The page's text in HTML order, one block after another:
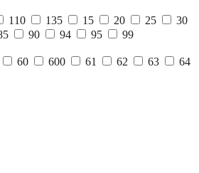
110 135 15 20 25
30
90 94 95
99
60 600 61 62 63
64